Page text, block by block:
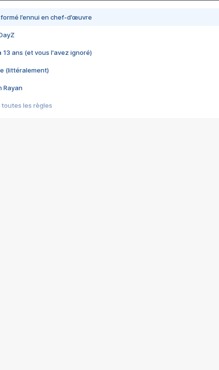
l’ennui en chef-d’œuvre
13 ans (et vous l'avez ignoré)
(littéralement)
Rayan
toutes les règles